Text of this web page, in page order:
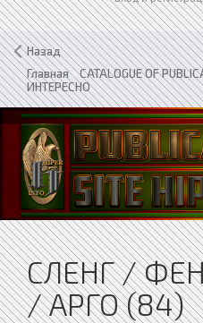
Назад
Главная»CATALOGUE OF
ИНТЕРЕСНО
СЛЕНГ /
/ АРГО (84)